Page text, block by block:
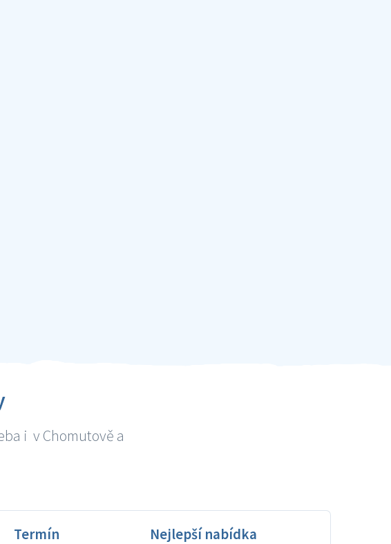
i v Chomutově a
Termín Nejlepší nabídka